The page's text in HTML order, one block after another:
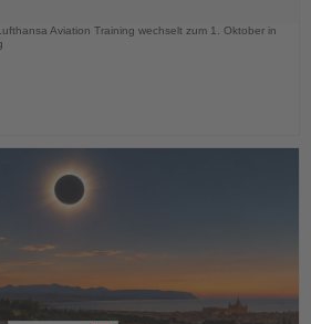
Aviation Training wechselt zum 1. Oktober in